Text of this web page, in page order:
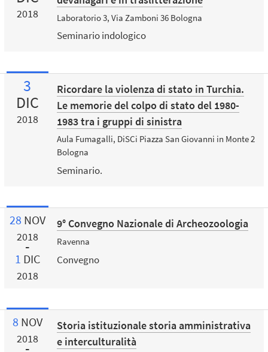
2018 Laboratorio 3, Via Zamboni 36 Bologna
Seminario indologico
3
DIC
2018
Ricordare la violenza di stato in Turchia.
Le memorie del colpo di stato del 1980-
1983 tra i gruppi di sinistra
Aula Fumagalli, DiSCi Piazza San Giovanni in Monte 2
Bologna
Seminario.
28 NOV
2018
1 DIC
2018
9° Convegno Nazionale di Archeozoologia
Ravenna
Convegno
8 NOV
2018
Storia istituzionale storia amministrativa
e interculturalità